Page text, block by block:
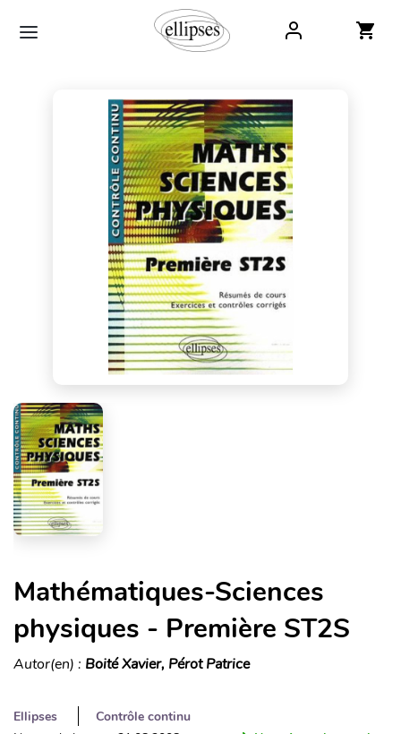
Mathématiques-Sciences
physiques - Première ST2S
Autor(en) : Boité Xavier, Pérot Patrice
Ellipses
Contrôle continu